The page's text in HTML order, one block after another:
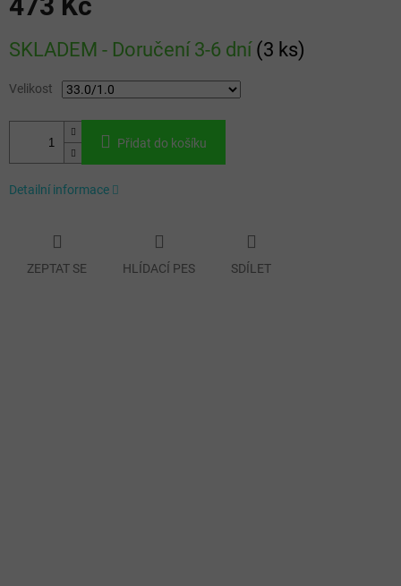
cena:
SKLADEM - Doručení 3-6 dní (3 ks)
Velikost
Přidat do košíku
Detailní informace
ZEPTAT SE HLÍDACÍ PES SDÍLET